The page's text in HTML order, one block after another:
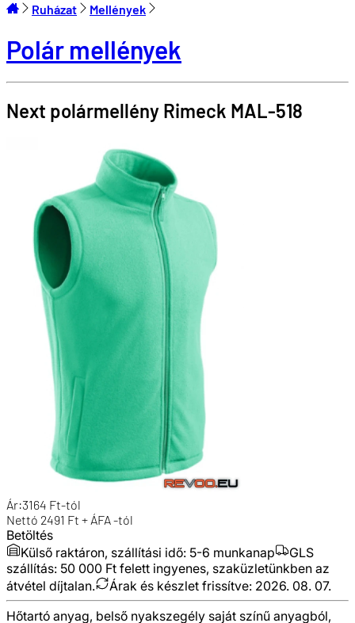
Ruházat Mellények
Polár mellények
Next polármellény Rimeck MAL-518
Ár:3164 Ft-tól
Nettó 2491 Ft + ÁFA-tól
Betöltés
Külső raktáron, szállítási idő: 5-6 munkanap
GLS
szállítás: 50 000 Ft felett ingyenes, szaküzletünkben az
átvétel díjtalan.
Árak és készlet frissítve: 2026. 08. 07.
Hőtartó anyag, belső nyakszegély saját színű anyagból,